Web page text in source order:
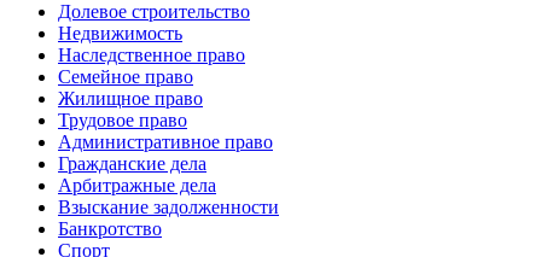
Долевое строительство
Недвижимость
Наследственное право
Семейное право
Жилищное право
Трудовое право
Административное право
Гражданские дела
Арбитражные дела
Взыскание задолженности
Банкротство
Спорт